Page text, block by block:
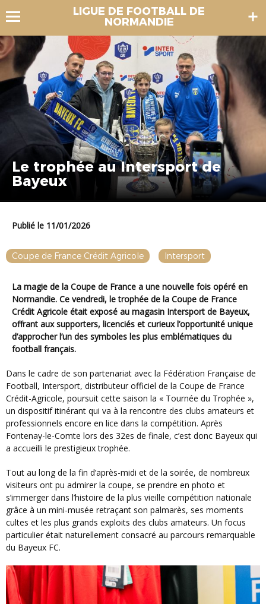
LIGUE DE FOOTBALL DE
NORMANDIE
Le trophée au Intersport de
Bayeux
Publié le 11/01/2026
Coupe de France Crédit Agricole Intersport
La magie de la Coupe de France a une nouvelle fois opéré en
Normandie. Ce vendredi, le trophée de la Coupe de France
Crédit Agricole était exposé au magasin Intersport de Bayeux,
offrant aux supporters, licenciés et curieux l’opportunité unique
d’approcher l’un des symboles les plus emblématiques du
football français.
Dans le cadre de son partenariat avec la Fédération Française de
Football, Intersport, distributeur officiel de la Coupe de France
Crédit-Agricole, poursuit cette saison la « Tournée du Trophée »,
un dispositif itinérant qui va à la rencontre des clubs amateurs et
professionnels encore en lice dans la compétition. Après
Fontenay-le-Comte lors des 32es de finale, c’est donc Bayeux qui
a accueilli le prestigieux trophée.
Tout au long de la fin d’après-midi et de la soirée, de nombreux
visiteurs ont pu admirer la coupe, se prendre en photo et
s’immerger dans l’histoire de la plus vieille compétition nationale
grâce à un mini-musée retraçant son palmarès, ses moments
cultes et les plus grands exploits des clubs amateurs. Un focus
particulier était naturellement consacré au parcours remarquable
du Bayeux FC.